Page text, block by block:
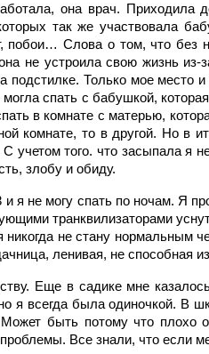
она врач. Приходила
так же участвовала
побои… Слова о том, что без
не устроила свою жизнь
подстилке. Только мое место
спать с бабушкой,
в комнате с матерью,
комнате, то в другой. Но в
С учетом того. что засыпала
злобу и обиду.
я не могу спать по ночам. Я
транквилизаторами
никогда не стану
ленивая, не способная
Еще в садике мне
я всегда была одиночкой. В
быть потому что плохо
Все знали, что если